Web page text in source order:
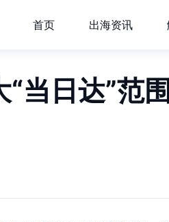
首页 出海资讯
当日达”范